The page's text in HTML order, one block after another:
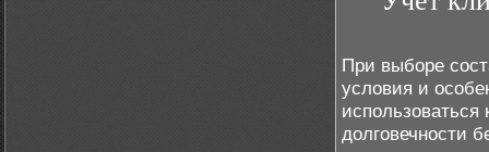
При выборе
условия и
долговечности